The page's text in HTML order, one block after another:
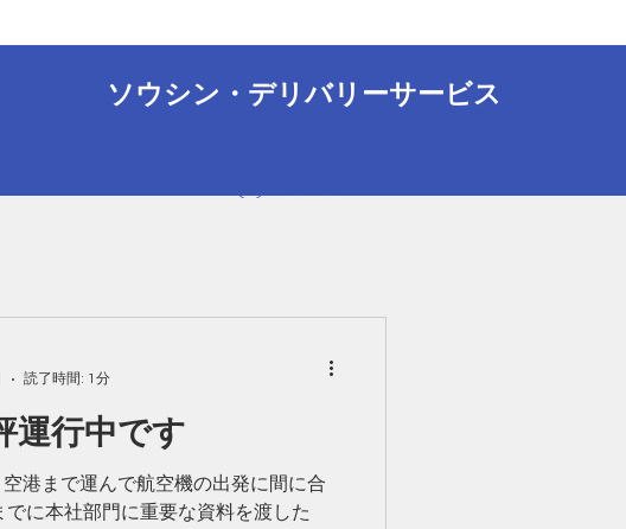
ソウシン・デリバリーサービス
運行中です
港まで運んで航空機の出発に間に合
でに本社部門に重要な資料を渡した
読了時間: 1分